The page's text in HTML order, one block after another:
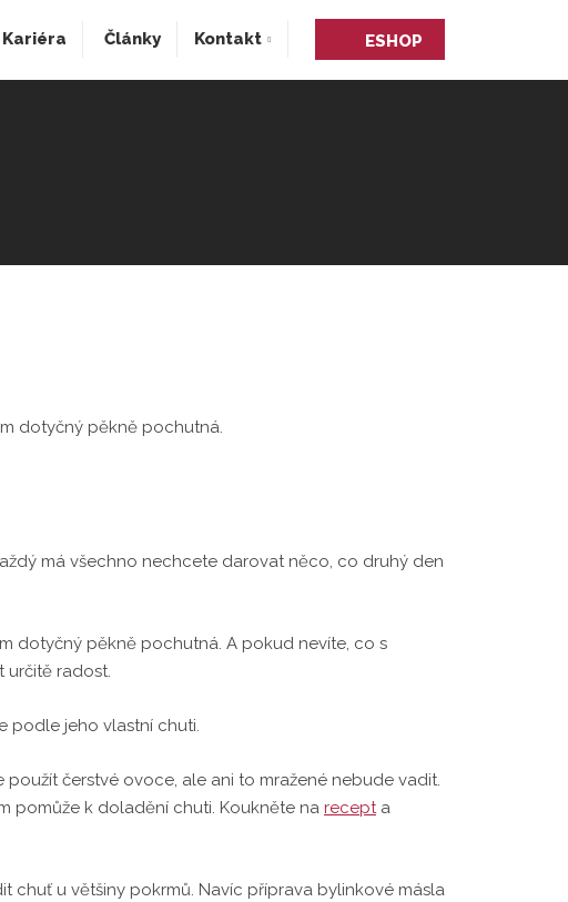
Kariéra Články Kontakt ESHOP
dotyčný pěkně pochutná.
má všechno nechcete darovat něco, co druhý den
dotyčný pěkně pochutná. A pokud nevíte, co s
určitě radost.
podle jeho vlastní chuti.
čerstvé ovoce, ale ani to mražené nebude vadit.
pomůže k doladění chuti. Koukněte na recepta
chuť u většiny pokrmů. Navíc příprava bylinkové másla